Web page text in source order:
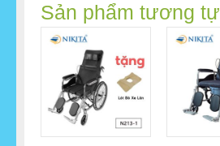
Sản phẩm tương tự